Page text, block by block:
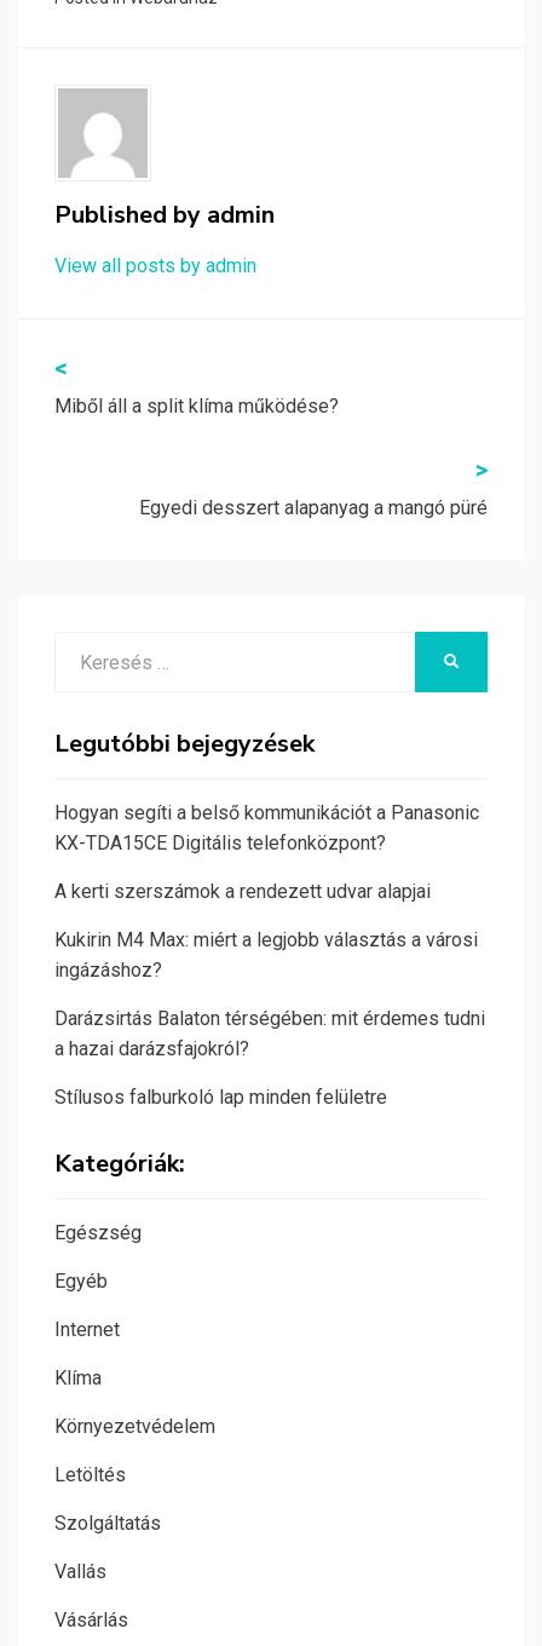
Published by admin
View all posts by admin
Bejegyzés
navigáció
<
Miből áll a split klíma működése?
>
Egyedi desszert alapanyag a mangó püré
Legutóbbi bejegyzések
Hogyan segíti a belső kommunikációt a Panasonic
KX-TDA15CE Digitális telefonközpont?
A kerti szerszámok a rendezett udvar alapjai
Kukirin M4 Max: miért a legjobb választás a városi
ingázáshoz?
Darázsirtás Balaton térségében: mit érdemes tudni
a hazai darázsfajokról?
Stílusos falburkoló lap minden felületre
Kategóriák:
Egészség
Egyéb
Internet
Klíma
Környezetvédelem
Letöltés
Szolgáltatás
Vallás
Vásárlás